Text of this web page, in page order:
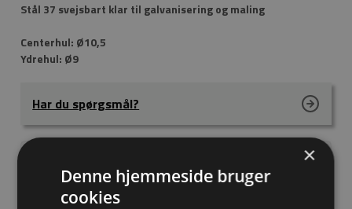
Stål 37 svejsbart klar til galvanisering og maling
Centerhul: Ø10,5
Ydrehul: Ø9
Har du spørgsmål?
Materiel
Stål 37
×
Denne hjemmeside bruger
cookies